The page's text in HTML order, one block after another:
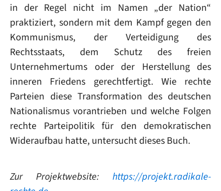
in der Regel nicht im Namen „der Nation“
praktiziert, sondern mit dem Kampf gegen den
Kommunismus, der Verteidigung des
Rechtsstaats, dem Schutz des freien
Unternehmertums oder der Herstellung des
inneren Friedens gerechtfertigt. Wie rechte
Parteien diese Transformation des deutschen
Nationalismus vorantrieben und welche Folgen
rechte Parteipolitik für den demokratischen
Wideraufbau hatte, untersucht dieses Buch.
Zur Projektwebsite: https://projekt.radikale-